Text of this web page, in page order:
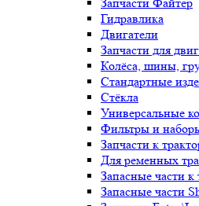
Гидравлика
Двигатели
Запчасти для
Колёса, шины,
Стандартные
Стёкла
Универсальные
Фильтры и
Запчасти к
Для ременных
Запасные части
Запасные части